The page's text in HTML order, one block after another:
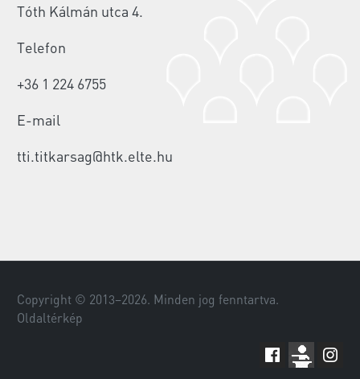
Tóth Kálmán utca 4.
Telefon
+36 1 224 6755
E-mail
tti.titkarsag@htk.elte.hu
Copyright © 2013–2026. Minden jog fenntartva.
Oldaltérkép